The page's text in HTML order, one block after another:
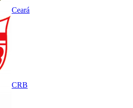
Ceará
CRB